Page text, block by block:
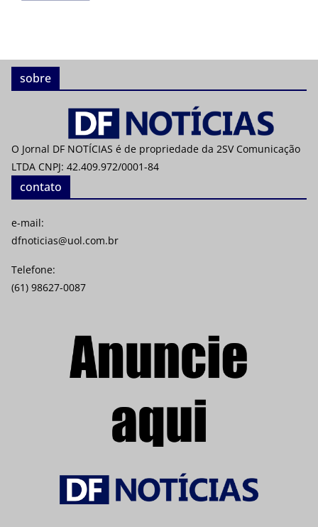
sobre
O Jornal DF NOTÍCIAS é de propriedade da 2SV Comunicação
LTDA CNPJ: 42.409.972/0001-84
contato
e-mail:
dfnoticias@uol.com.br
Telefone:
(61) 98627-0087